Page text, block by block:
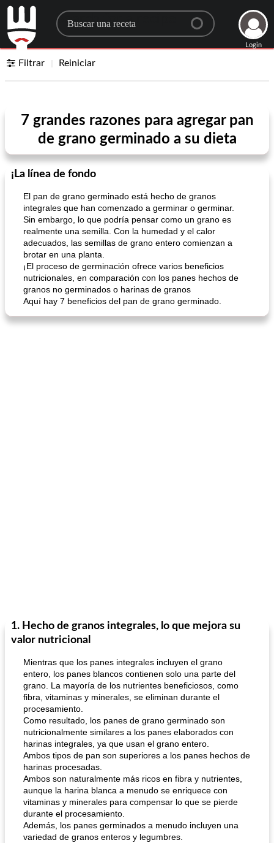
Search for a recipe
Login
Filtrar Reiniciar
7 grandes razones para agregar pan
de grano germinado a su dieta
¡La línea de fondo
El pan de grano germinado está hecho de granos
integrales que han comenzado a germinar o germinar.
Sin embargo, lo que podría pensar como un grano es
realmente una semilla. Con la humedad y el calor
adecuados, las semillas de grano entero comienzan a
brotar en una planta.
¡El proceso de germinación ofrece varios beneficios
nutricionales, en comparación con los panes hechos de
granos no germinados o harinas de granos
Aquí hay 7 beneficios del pan de grano germinado.
1. Hecho de granos integrales, lo que mejora su
valor nutricional
Mientras que los panes integrales incluyen el grano
entero, los panes blancos contienen solo una parte del
grano. La mayoría de los nutrientes beneficiosos, como
fibra, vitaminas y minerales, se eliminan durante el
procesamiento.
Como resultado, los panes de grano germinado son
nutricionalmente similares a los panes elaborados con
harinas integrales, ya que usan el grano entero.
Ambos tipos de pan son superiores a los panes hechos de
harinas procesadas.
Ambos son naturalmente más ricos en fibra y nutrientes,
aunque la harina blanca a menudo se enriquece con
vitaminas y minerales para compensar lo que se pierde
durante el procesamiento.
Además, los panes germinados a menudo incluyen una
variedad de granos enteros y legumbres.